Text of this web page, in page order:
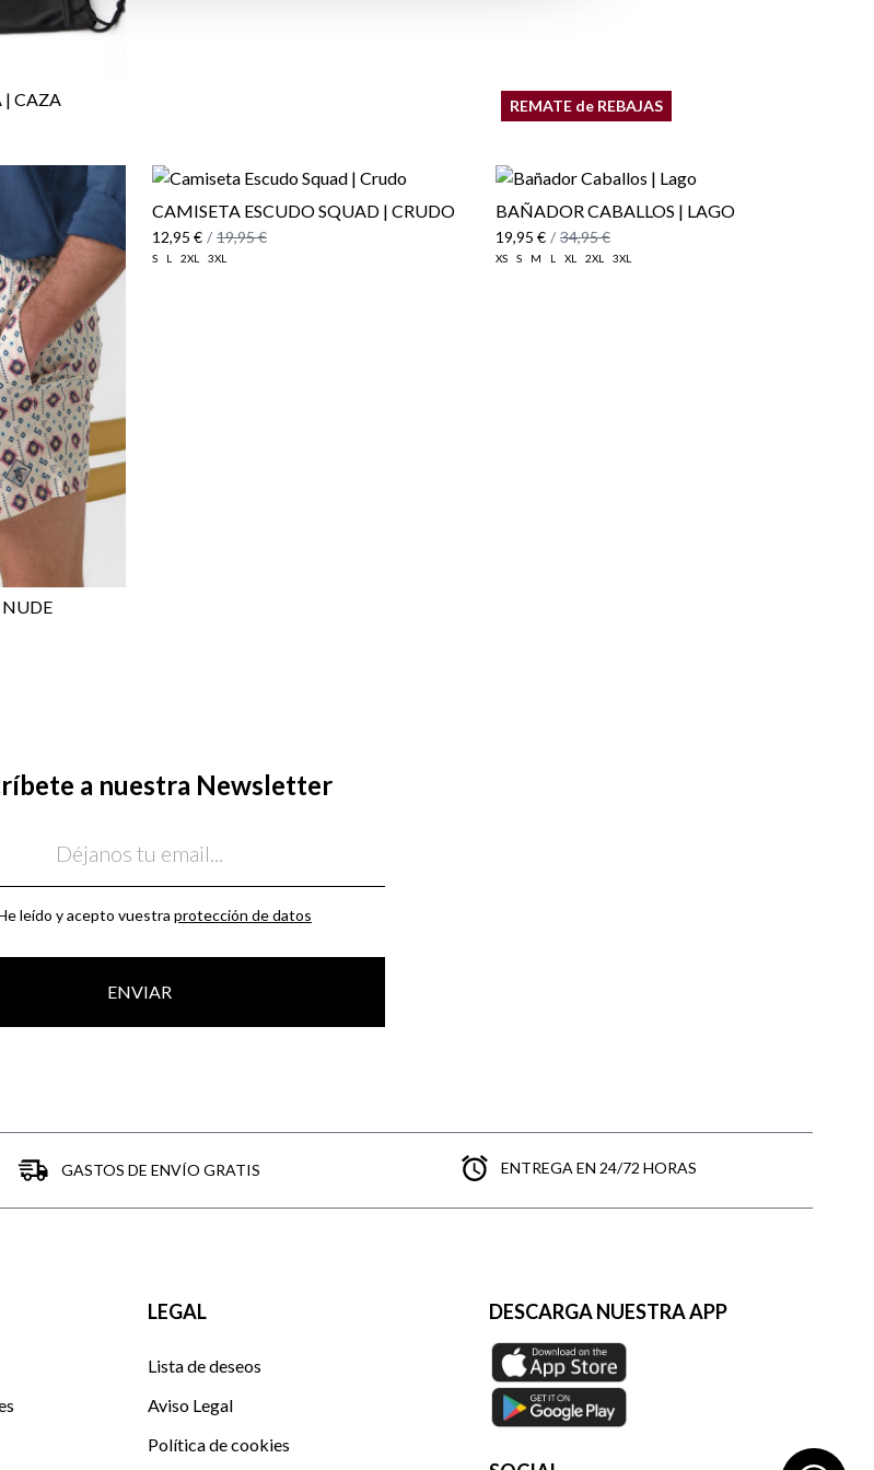
| CAZA
CAMISETA ESCUDO SQUAD | CRUDO
12,95 € / 19,95 €
S L 2XL 3XL
REMATE de REBAJAS
BAÑADOR CABALLOS | LAGO
19,95 € / 34,95 €
XS S M L XL 2XL 3XL
a nuestra Newsletter
leído y acepto vuestra protección de datos
ENVIAR
GASTOS DE ENVÍO GRATIS ENTREGA EN 24/72 HORAS
LEGAL
Lista de deseos
Aviso Legal
Política de cookies
DESCARGA NUESTRA APP